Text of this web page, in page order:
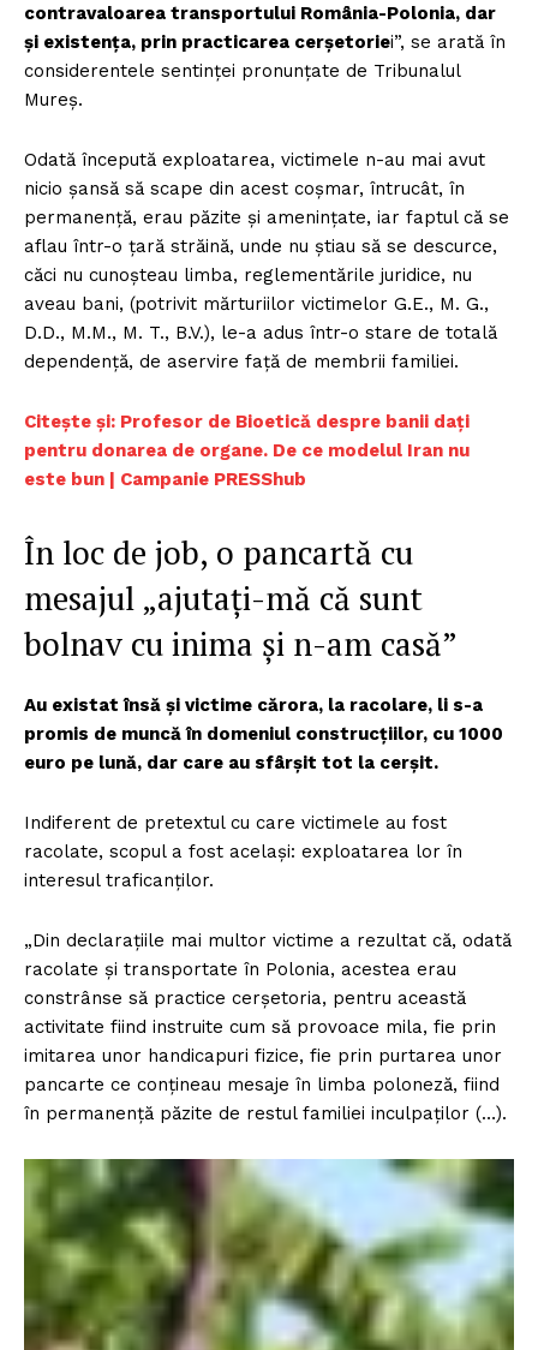
contravaloarea transportului România-Polonia, dar
și existența, prin practicarea cerșetoriei”, se arată în
considerentele sentinței pronunțate de Tribunalul
Mureș.
Odată începută exploatarea, victimele n-au mai avut
nicio șansă să scape din acest coșmar, întrucât, în
permanență, erau păzite și amenințate, iar faptul că se
aflau într-o țară străină, unde nu știau să se descurce,
căci nu cunoșteau limba, reglementările juridice, nu
aveau bani, (potrivit mărturiilor victimelor G.E., M. G.,
D.D., M.M., M. T., B.V.), le-a adus într-o stare de totală
dependență, de aservire față de membrii familiei.
Citește și: Profesor de Bioetică despre banii dați
pentru donarea de organe. De ce modelul Iran nu
este bun | Campanie PRESShub
În loc de job, o pancartă cu
mesajul „ajutați-mă că sunt
bolnav cu inima și n-am casă”
Au existat însă și victime cărora, la racolare, li s-a
promis de muncă în domeniul construcțiilor, cu 1000
euro pe lună, dar care au sfârșit tot la cerșit.
Indiferent de pretextul cu care victimele au fost
racolate, scopul a fost același: exploatarea lor în
interesul traficanților.
„Din declarațiile mai multor victime a rezultat că, odată
racolate și transportate în Polonia, acestea erau
constrânse să practice cerșetoria, pentru această
activitate fiind instruite cum să provoace mila, fie prin
imitarea unor handicapuri fizice, fie prin purtarea unor
pancarte ce conțineau mesaje în limba poloneză, fiind
în permanență păzite de restul familiei inculpaților (…).